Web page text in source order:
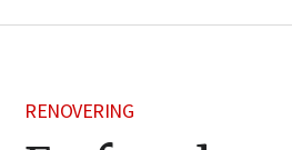
RENOVERING